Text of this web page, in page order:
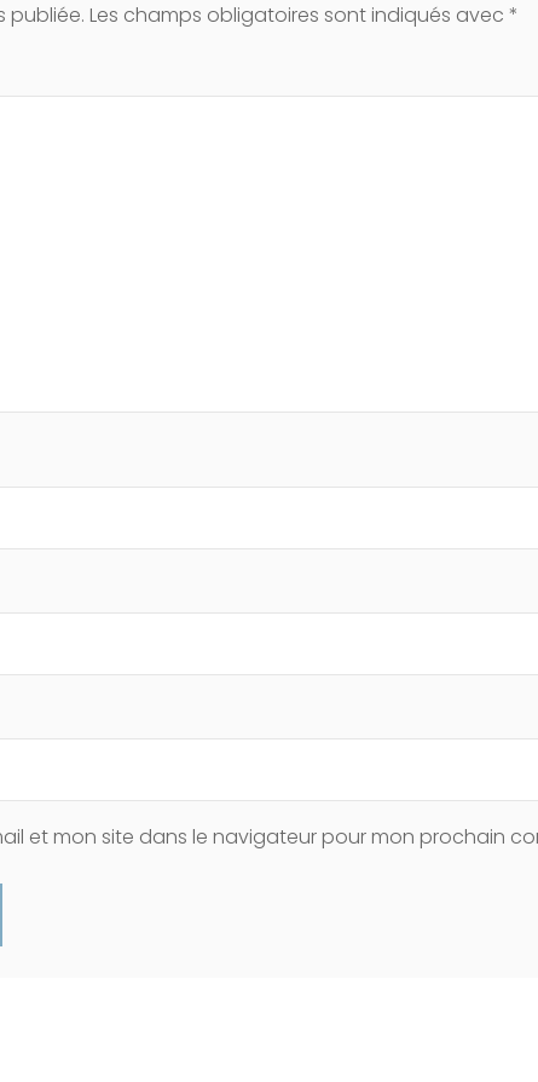
publiée. Les champs obligatoires sont indiqués avec *
et mon site dans le navigateur pour mon prochain